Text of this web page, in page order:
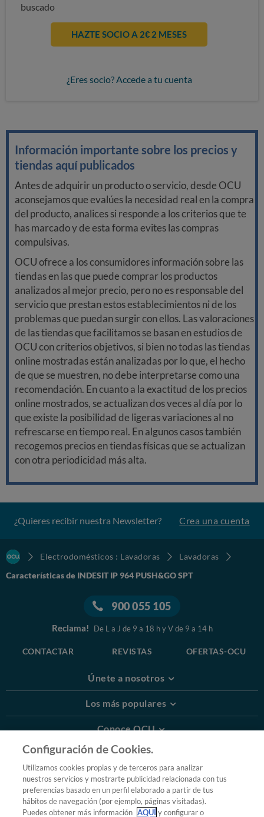
buscado
HAZTE SOCIO A 2€ 2 MESES
¿Eres socio? Accede a tu cuenta
Información importante sobre los precios y
tiendas aquí publicados
Antes de adquirir un producto o servicio, desde OCU
aconsejamos que evalúes la necesidad real en la compra
del producto, analices si responde a los criterios que te
has marcado y de esta forma evites las compras
compulsivas.
OCU ofrece a los consumidores información sobre las
tiendas en las que puede comprar los productos
analizados al mejor precio, pero no es responsable del
servicio que prestan estos establecimientos ni de los
problemas que puedan surgir con ellos. Las valoraciones
de las tiendas que facilitamos se basan en estudios de
OCU con criterios objetivos, si bien no todas las tiendas
online mostradas están analizadas por lo que, el hecho
de que se muestren, no debe interpretarse como una
recomendación. En cuanto a la exactitud de los precios
online mostrados, se actualizan dos veces al día por lo
que existe la posibilidad de ligeras variaciones al no
refrescarse en tiempo real. En algunos casos también
recogemos precios en tiendas físicas que se actualizan
con otra periodicidad más alta.
¿Quieres recibir nuestra Newsletter? Crea una cuenta
Electrodomésticos : Lavadoras
Lavadoras
Características de INDESIT IP 964 PUSH&GO SPT
900 055 105
Reclama! De L a J de 9 a 18 h y V de 9 a 14 h
CONTACTAR REVISTAS OFERTAS-OCU
Únete a nosotros
Los más populares
Conoce OCU
Más Información
© 2026 OCU
Condiciones generales de contratación de OCU
Política de privacidad
Configuración de Cookies.
Utilizamos cookies propias y de terceros para analizar
nuestros servicios y mostrarte publicidad relacionada con tus
preferencias basado en un perfil elaborado a partir de tus
hábitos de navegación (por ejemplo, páginas visitadas).
Puedes obtener más información AQUÍy configurar o